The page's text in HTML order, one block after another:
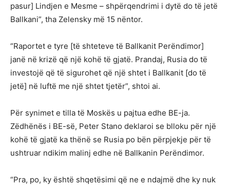
pasur] Lindjen e Mesme – shpërqendrimi i dytë do të jetë
Ballkani”, tha Zelensky më 15 nëntor.
“Raportet e tyre [të shteteve të Ballkanit Perëndimor]
janë në krizë që një kohë të gjatë. Prandaj, Rusia do të
investojë që të sigurohet që një shtet i Ballkanit [do të
jetë] në luftë me një shtet tjetër”, shtoi ai.
Për synimet e tilla të Moskës u pajtua edhe BE-ja.
Zëdhënës i BE-së, Peter Stano deklaroi se blloku për një
kohë të gjatë ka thënë se Rusia po bën përpjekje për të
ushtruar ndikim malinj edhe në Ballkanin Perëndimor.
“Pra, po, ky është shqetësimi që ne e ndajmë dhe ky nuk